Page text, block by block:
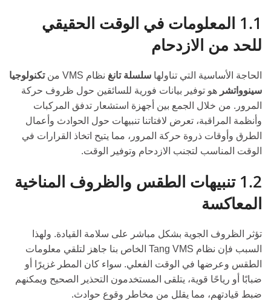
1.1 المعلومات في الوقت الحقيقي
للحد من الازدحام
الحاجة الأساسية التي تناولها سلسلة تانغ نظام VMS من
تكنولوجيا
سينوواتشر هو توفير بيانات فورية للسائقين حول ظروف حركة
المرور. من خلال الجمع بين أجهزة استشعار تدفق المركبات
وأنظمة المراقبة، تعرض لافتاتنا تنبيهات حول الحوادث وأعمال
الطرق وأوقات ذروة حركة المرور، مما يتيح اتخاذ القرارات في
الوقت المناسب لتجنب الازدحام وتوفير الوقت.
1.2 تنبيهات الطقس والظروف المناخية
المعاكسة
تؤثر الظروف الجوية بشكل مباشر على سلامة القيادة. ولهذا
السبب فإن نظام Tang VMS الخاص بنا جاهز لتلقي معلومات
الطقس وعرضها في الوقت الفعلي. سواء كان المطر غزيرًا أو
ضبابًا أو رياحًا قوية، يتلقى المستخدمون التحذير الصحيح ويمكنهم
ضبط قيادتهم، مما يقلل من مخاطر وقوع حوادث.